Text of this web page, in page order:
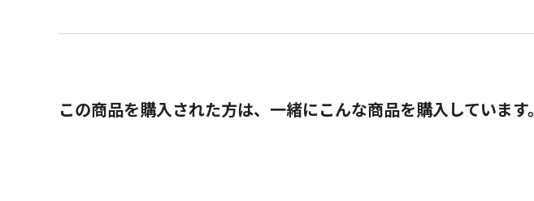
この商品を購入された方は、一緒にこんな商品を購入しています。